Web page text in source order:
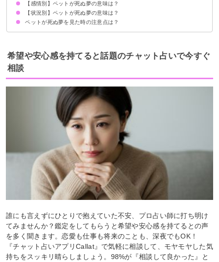
ペットが殺される夢【吉夢】
ペットが寿命で死ぬ夢【予知夢】
ペットが病気で死ぬ夢【警告夢】
ペットが事故で死ぬ夢【凶夢】
ペットが溺れて死ぬ夢【吉夢】
ペットが飼い主に殺されて死ぬ夢【吉夢】
【感情別】ペットが死ぬ夢の意味は？
ペットが死んで泣く夢【吉夢】
ペットが死んで悲しい夢【警告夢】
ペットが死んで怒る夢【吉夢】
【状況別】ペットが死ぬ夢の意味は？
飼ってないペットが亡くなる夢【警告夢】
ペットを埋葬する夢【吉夢】
ペットを火葬する夢【警告夢】
ペットが死ぬ夢を見た時の注意点は？
吉夢なら人に話さない
警告夢や凶夢の内容を人に話す
希望や安心感を持てると話題のチャット占いで今すぐ
相談
誰にも言えずにひとりで抱えていた不安、プロ占い師に打ち明け
てみませんか？鑑定をしてもらうと希望や安心感を持てるとの声
を多く聞きます。恋愛も仕事も将来のことも、深夜でもOK！
『チャット占いアプリCallat』で気軽に相談して、モヤモヤした気
持ちをスッキリ晴らしましょう。98%が『相談して良かった』と